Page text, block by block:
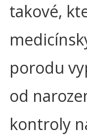
takové,
porodu
od
kontroly